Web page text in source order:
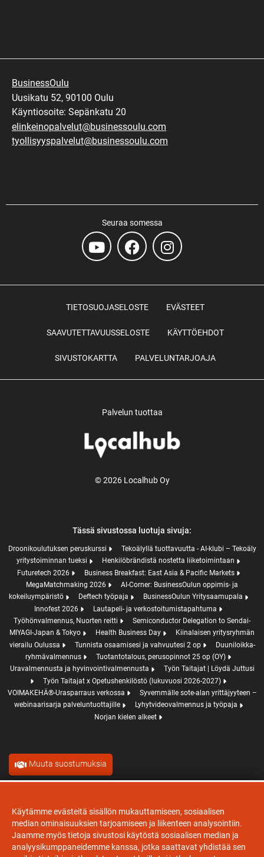
BusinessOulu
Uusikatu 52, 90100 Oulu
Käyntiosoite: Sepänkatu 20
elinkeinopalvelut@businessoulu.com
tyollisyyspalvelut@businessoulu.com
Seuraa somessa
TIETOSUOJASELOSTE EVÄSTEET
SAAVUTETTAVUUSSELOSTE KÄYTTÖEHDOT
SIVUSTOKARTTA PALVELUNTARJOAJA
Palvelun tuottaa
© 2026 Localhub Oy
Tässä sivustossa luotuja sivuja:
Droonikoulutuksen peruskurssi
Tekoälyllä tuottavuutta - AI-klubi – Tekoäly
yritystoiminnan tueksi
Henkilöbrändistä nostetta liiketoimintaan
Futuretech 2026
Business Breakfast: East Asia & Pacific Markets
MegaMatchmaking 2026
AI-Corner: BusinessOulun oppimis- ja
kokeiluympäristö
Deftech työpaja
BusinessOulun Yritysaamupala
Innofest 2026
Lautapeli- ja verkostoitumistapahtuma
Työhönvalmennus, Nuorten reitti
Semiconductor Delegation to Sendai-
MIYAGI-Japan & Tokyo
Health Business Day
Kiinalaisen yritysryhmän
vierailu Oulussa
Tunnista osaamisesi ja vahvuutesi 2 op
Duuniloikka-
ryhmävalmennus
Tuotantotalous, perusopinnot 25 op (OY)
Uravalmennusta ja hyvinvointivalmennusta
Työn Taitajat | Löydä Juttusi
Työn Taitajat x Opetushenkilöstö (lukuvuosi 2026-2027)
VOIMAKEHÄ®-Urasparraus verkossa
Syvemmälle sote-alan yrittäjyyteen –
webinaarisarja palveluntuottajille
Lyhytvideovalmennus ja työpaja
Norjan kielen alkeet
Muuta suostumuksia
Evästeet
Käytämme evästeitä sisällön mukauttamiseen, sosiaalisen
median ominaisuuksien tarjoamiseen ja liikenteen analysointiin.
Jaamme myös tietoja sivustosi käytöstä sosiaalisen median ja
analyysikumppaneidemme kanssa, jotka saattavat yhdistää sen